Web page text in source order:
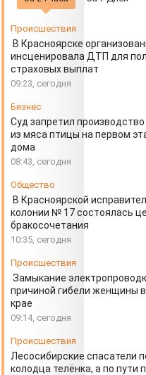
Происшествия
В Красноярске
инсценировала ДТП для
страховых выплат
09:23, сегодня
Бизнес
Суд запретил
из мяса птицы на первом
дома
08:43, сегодня
Общество
В Красноярской
колонии № 17 состоялась
бракосочетания
10:35, сегодня
Происшествия
Замыкание
причиной гибели женщины
крае
09:14, сегодня
Происшествия
Лесосибирские спасатели
колодца телёнка, а по пути